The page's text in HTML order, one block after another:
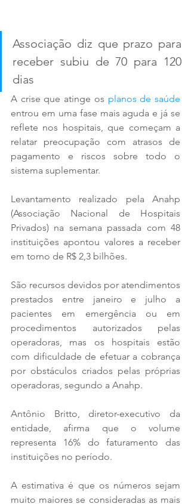
Associação diz que prazo para
receber subiu de 70 para 120
dias
A crise que atinge os planos de saúde
entrou em uma fase mais aguda e já se
reflete nos hospitais, que começam a
relatar preocupação com atrasos de
pagamento e riscos sobre todo o
sistema suplementar.
Levantamento realizado pela Anahp
(Associação Nacional de Hospitais
Privados) na semana passada com 48
instituições apontou valores a receber
em torno de R$ 2,3 bilhões.
São recursos devidos por atendimentos
prestados entre janeiro e julho a
pacientes em emergência ou em
procedimentos autorizados pelas
operadoras, mas os hospitais estão
com dificuldade de efetuar a cobrança
por obstáculos criados pelas próprias
operadoras, segundo a Anahp.
Antônio Britto, diretor-executivo da
entidade, afirma que o volume
representa 16% do faturamento das
instituições no período.
A estimativa é que os números sejam
muito maiores se consideradas as mais